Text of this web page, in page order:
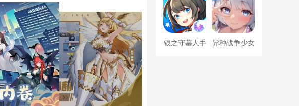
银之守墓人手 异种战争少女